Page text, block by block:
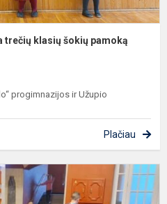
trečių klasių šokių pamoką
progimnazijos ir Užupio
Plačiau